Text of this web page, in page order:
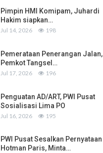
Pimpin HMI Komipam, Juhardi
Hakim siapkan…
Jul 14, 2026 198
Pemerataan Penerangan Jalan,
Pemkot Tangsel…
Jul 17, 2026 196
Penguatan AD/ART, PWI Pusat
Sosialisasi Lima PO
Jul 16, 2026 195
PWI Pusat Sesalkan Pernyataan
Hotman Paris, Minta…